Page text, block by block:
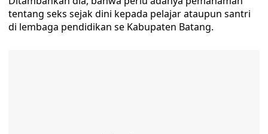
tentang seks sejak dini kepada pelajar ataupun santri
di lembaga pendidikan se Kabupaten Batang.